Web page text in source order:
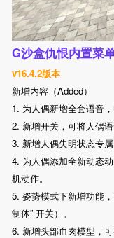
G沙盒仇恨内置菜
v16.4.2版本
新增内容（Added）
1. 为人偶新增全套语音
2. 新增开关，可将人偶语
3. 新增人偶失明状态专属
4. 为人偶添加全新动态
机动作。
5. 姿势模式下新增功能
制体” 开关）。
6. 新增头部血肉模型，